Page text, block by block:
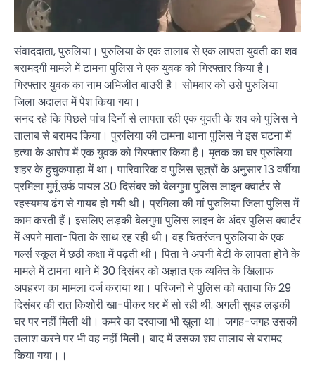
संवाददाता, पुरुलिया। पुरुलिया के एक तालाब से एक लापता युवती का शव
बरामदगी मामले में टामना पुलिस ने एक युवक को गिरफ्तार किया है।
गिरफ्तार युवक का नाम अभिजीत बाउरी है। सोमवार को उसे पुरुलिया
जिला अदालत में पेश किया गया।
सनद रहे कि पिछले पांच दिनों से लापता रही एक युवती के शव को पुलिस ने
तालाब से बरामद किया। पुरुलिया की टामना थाना पुलिस ने इस घटना में
हत्या के आरोप में एक युवक को गिरफ्तार किया है। मृतक का घर पुरुलिया
शहर के हुचुकपाड़ा में था। पारिवारिक व पुलिस सूत्रों के अनुसार 13 वर्षीया
प्रमिला मुर्मू उर्फ ​​पायल 30 दिसंबर को बेलगुमा पुलिस लाइन क्वार्टर से
रहस्यमय ढंग से गायब हो गयी थी। प्रमिला की मां पुरुलिया जिला पुलिस में
काम करती हैं। इसलिए लड़की बेलगुमा पुलिस लाइन के अंदर पुलिस क्वार्टर
में अपने माता-पिता के साथ रह रही थी। वह चितरंजन पुरुलिया के एक
गर्ल्स स्कूल में छठी कक्षा में पढ़ती थी। पिता ने अपनी बेटी के लापता होने के
मामले में टामना थाने में 30 दिसंबर को अज्ञात एक व्यक्ति के खिलाफ
अपहरण का मामला दर्ज कराया था। परिजनों ने पुलिस को बताया कि 29
दिसंबर की रात किशोरी खा-पीकर घर में सो रही थी. अगली सुबह लड़की
घर पर नहीं मिली थी। कमरे का दरवाजा भी खुला था। जगह-जगह उसकी
तलाश करने पर भी वह नहीं मिली। बाद में उसका शव तालाब से बरामद
किया गया।।